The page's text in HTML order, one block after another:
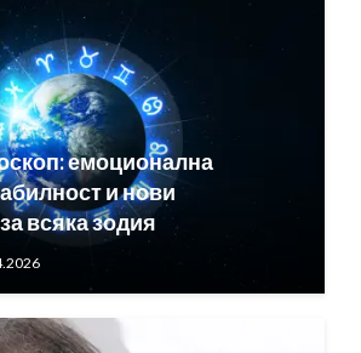
емоционална
и нови
всяка зодия